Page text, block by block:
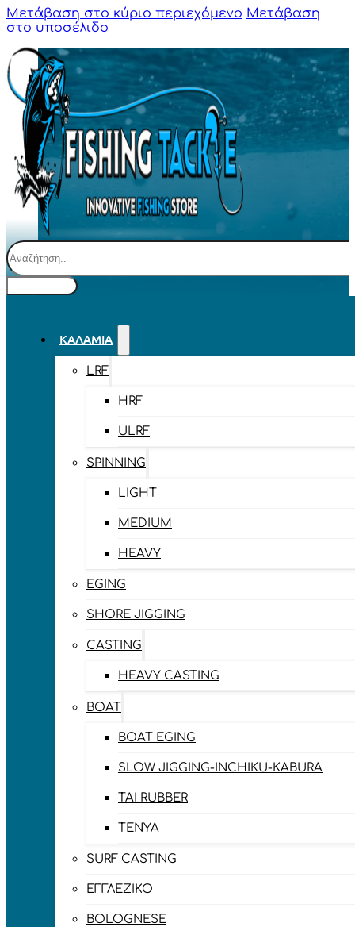
Μετάβαση στο κύριο περιεχόμενο Μετάβαση
στο υποσέλιδο
Αναζήτηση
ΚΑΛΆΜΙΑ
LRF
HRF
ULRF
SPINNING
LIGHT
MEDIUM
HEAVY
EGING
SHORE JIGGING
CASTING
HEAVY CASTING
BOAT
BOAT EGING
SLOW JIGGING-INCHIKU-KABURA
TAI RUBBER
TENYA
SURF CASTING
ΕΓΓΛΈΖΙΚΟ
BOLOGNESE